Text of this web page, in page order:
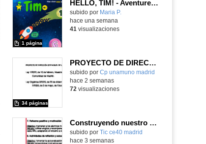
HELLO, TIM! - Aventureros digitales
Contenido educativo.
subido por Maria P.
1 página
hace una semana
41 visualizaciones
PROYECTO DE DIRECCIÓN
Contenido educativo.
subido por Cp unamuno madrid
34 páginas
hace 2 semanas
72 visualizaciones
Construyendo nuestro parque de atracciones
subido por Tic ce40 madrid
hace 3 semanas